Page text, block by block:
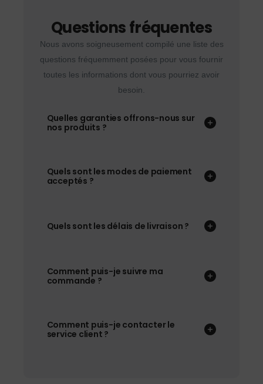
Questions fréquentes
Nous avons soigneusement compilé une liste des
questions fréquemment posées pour vous fournir
toutes les informations dont vous pourriez avoir
besoin.
Quelles garanties offrons-nous sur
nos produits ?
Quels sont les modes de paiement
acceptés ?
Quels sont les délais de livraison ?
Comment puis-je suivre ma
commande ?
Comment puis-je contacter le
service client ?